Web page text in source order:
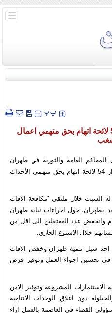
باز
‍‍‍ پپ
مدعی عام طهران: اصدار 54 لائحة اتهام بحق متهمي اعمال
العامة والثوریة في طهران
عباس جعفري دولت آبادي عن اصدار 54 لائحة اتهام بحق متهمي الأحداث
السبت خلال ملتقى "مكافحة الافات
بطهران، حول اجراءات نیابة طهران
اصدار 54 لائحة اتهام وانخفض عدد المعتقلین الى اقل من
سبل تنمیة طهران وخفض الافات
في تحسین اجواء العمل وتوفیر فرص
الاستثمارات المشروعة وتوفیر الامن
دون اغلاق الوحدات الانتاجیة
القضاء في العاصمة بالعمل ازاء